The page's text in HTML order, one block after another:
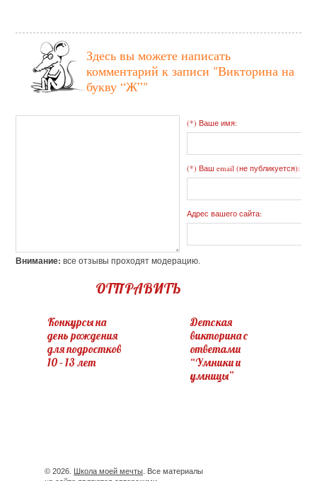
Здесь вы можете написать
комментарий к записи "Викторина на
букву “Ж”"
(*) Ваше имя:
(*) Ваш email (не публикуется):
Адрес вашего сайта:
Внимание: все отзывы проходят модерацию.
ОТПРАВИТЬ
Конкурсы на
день рождения
для подростков
10 – 13 лет
Детская
викторина с
ответами
“Умники и
умницы”
© 2026. Школа моей мечты . Все материалы